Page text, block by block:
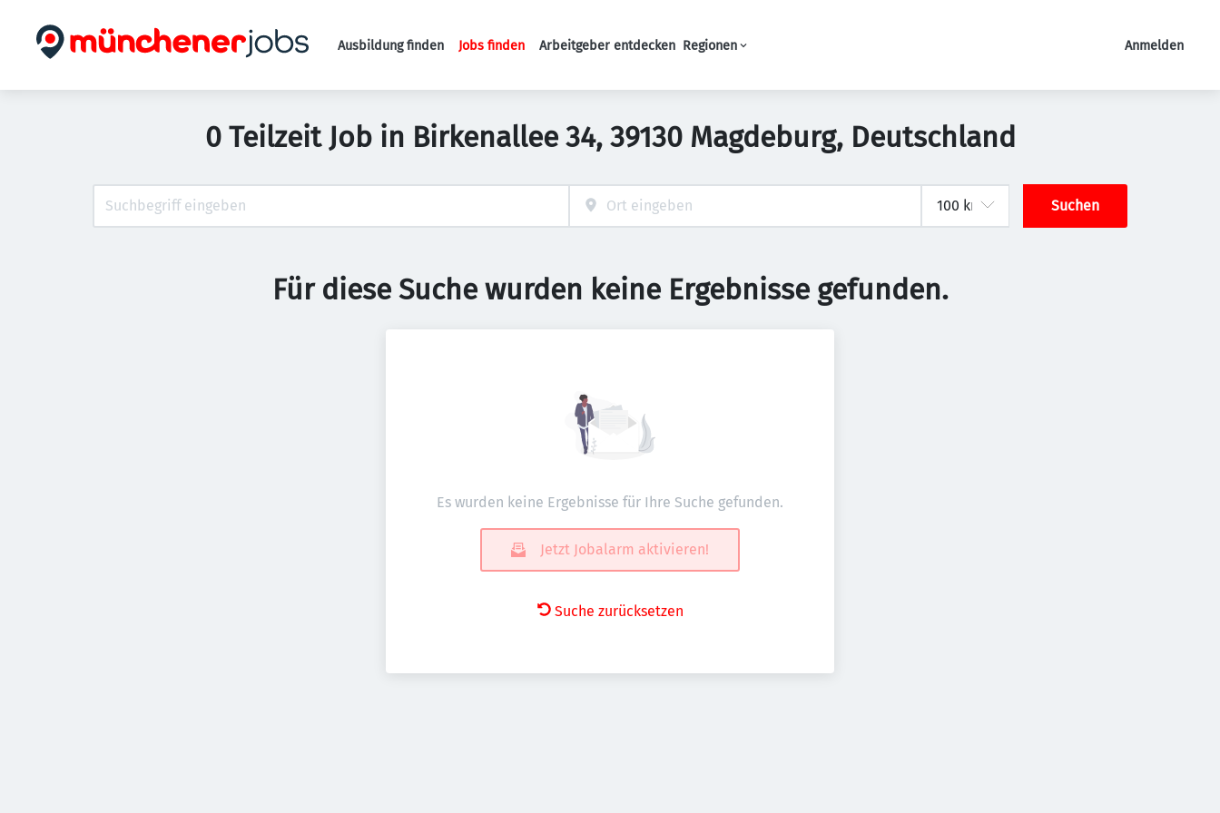
Haupt-Navigation
Ausbildung finden Jobs finden Arbeitgeber entdecken Regionen Anmelden
0 Teilzeit Job in Birkenallee 34, 39130 Magdeburg, Deutschland
Suchen
Für diese Suche wurden keine Ergebnisse gefunden.
Es wurden keine Ergebnisse für Ihre Suche gefunden.
Jetzt Jobalarm aktivieren!
Suche zurücksetzen